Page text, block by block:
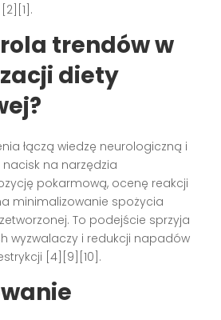
trendów w
diety
łączą wiedzę neurologiczną i
na narzędzia
pokarmową, ocenę reakcji
minimalizowanie spożycia
To podejście sprzyja
wyzwalaczy i redukcji napadów
[4][9][10].